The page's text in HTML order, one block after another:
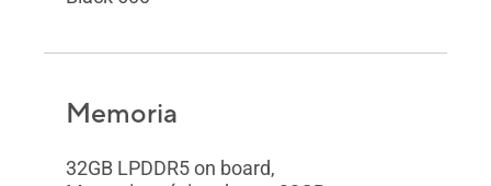
Memoria
32GB LPDDR5 on board,